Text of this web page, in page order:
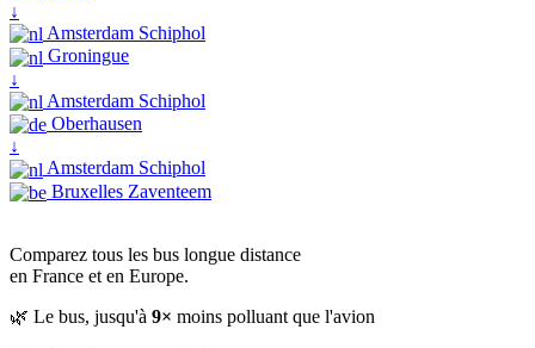
↓
Amsterdam Schiphol
Groningue
↓
Amsterdam Schiphol
Oberhausen
↓
Amsterdam Schiphol
Bruxelles Zaventeem
Comparez tous les bus longue distance
en France et en Europe.
🌿 Le bus, jusqu'à 9× moins polluant que l'avion